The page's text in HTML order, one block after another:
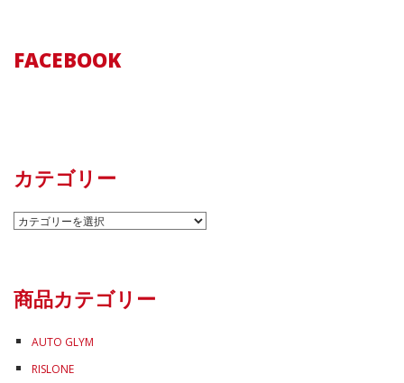
FACEBOOK
カテゴリー
カ
ー
商品カテゴリー
AUTO GLYM
RISLONE